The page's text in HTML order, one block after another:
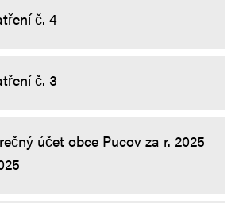
č. 4
č. 3
účet obce Pucov za r. 2025